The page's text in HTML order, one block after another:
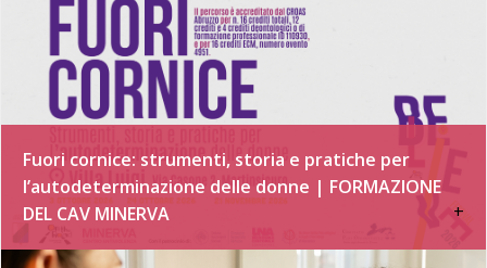
Fuori cornice: strumenti, storia e pratiche per
l’autodeterminazione delle donne | FORMAZIONE
DEL CAV MINERVA
+